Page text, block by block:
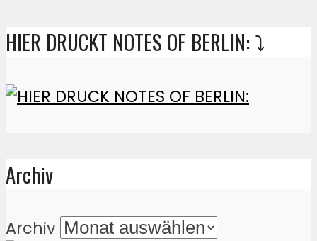
HIER DRUCKT NOTES OF BERLIN: ⤵️
Archiv
Archiv